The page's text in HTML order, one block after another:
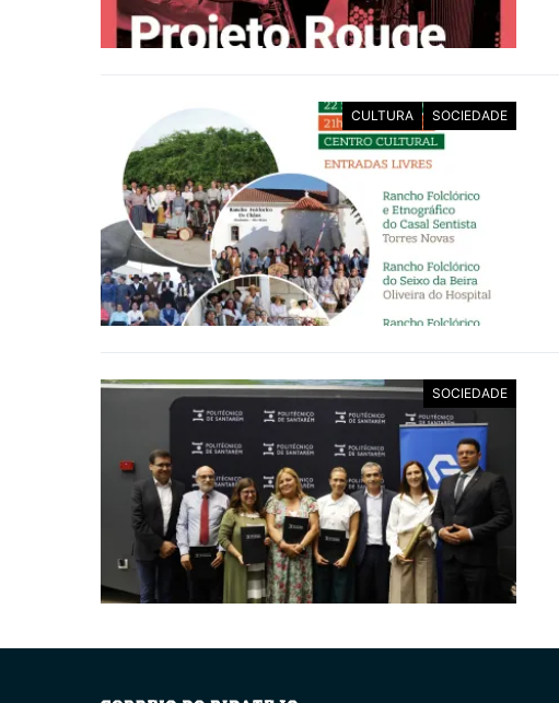
CULTURA SOCIEDADE
SOCIEDADE